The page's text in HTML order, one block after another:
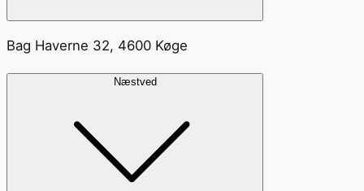
Bag Haverne 32, 4600 Køge
Næstved